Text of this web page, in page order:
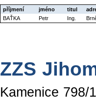
příjmení jméno titul
BAŤKA
Petr Ing.
ZZS
Kamenice 798/